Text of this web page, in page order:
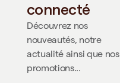
connecté
Découvrez nos
nouveautés, notre
actualité ainsi que nos
promotions...